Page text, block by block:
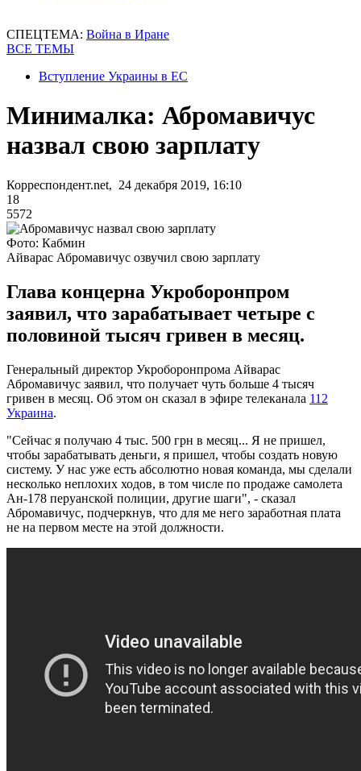
СПЕЦТЕМА: Война в Иране
ВСЕ ТЕМЫ
Вступление Украины в ЕС
Минималка: Абромавичус
назвал свою зарплату
Корреспондент.net, 24 декабря 2019, 16:10
18
5572
Фото: Кабмин
Айварас Абромавичус озвучил свою зарплату
Глава концерна Укроборонпром
заявил, что зарабатывает четыре с
половиной тысяч гривен в месяц.
Генеральный директор Укроборонпрома Айварас
Абромавичус заявил, что получает чуть больше 4 тысяч
гривен в месяц. Об этом он сказал в эфире телеканала 112
Украина.
"Сейчас я получаю 4 тыс. 500 грн в месяц... Я не пришел,
чтобы зарабатывать деньги, я пришел, чтобы создать новую
систему. У нас уже есть абсолютно новая команда, мы сделали
несколько неплохих ходов, в том числе по продаже самолета
Ан-178 перуанской полиции, другие шаги", - сказал
Абромавичус, подчеркнув, что для ме него заработная плата
не на первом месте на этой должности.